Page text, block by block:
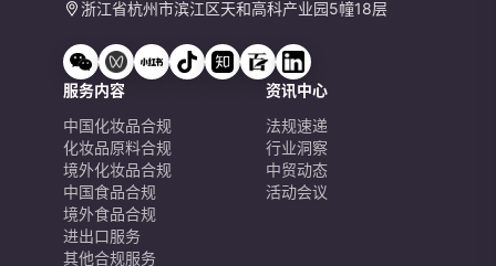
浙江省杭州市滨江区天和高科产业园5幢18层
服务内容
中国化妆品合规
化妆品原料合规
境外化妆品合规
中国食品合规
境外食品合规
进出口服务
其他合规服务
资讯中心
法规速递
行业洞察
中贸动态
活动会议